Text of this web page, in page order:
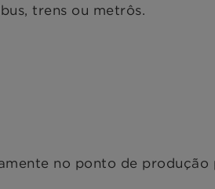
trens ou metrôs.
no ponto de produção